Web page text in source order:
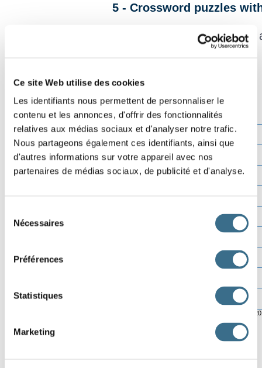
Ce site Web utilise des cookies
Les identifiants nous permettent de personnaliser le
contenu et les annonces, d'offrir des fonctionnalités
relatives aux médias sociaux et d'analyser notre trafic.
Nous partageons également ces identifiants, ainsi que
d'autres informations sur votre appareil avec nos
partenaires de médias sociaux, de publicité et d'analyse.
Nécessaires
Préférences
Statistiques
Marketing
5 - Crossword puzzles
Translate the words in
Vérifier
Lettre ?
00:00
Software ©